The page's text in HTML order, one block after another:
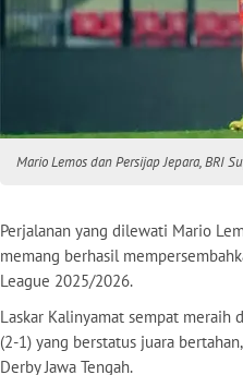
Mario Lemos dan Persijap Jepara, BRI
Perjalanan yang dilewati Mario
memang berhasil
League 2025/2026.
Laskar Kalinyamat sempat meraih
(2-1) yang berstatus juara
Derby Jawa Tengah.